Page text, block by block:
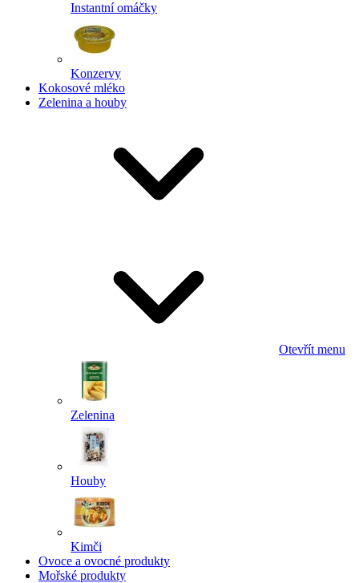
Instantní omáčky
Konzervy
Kokosové mléko
Zelenina a houby
Otevřít menu
Zelenina
Houby
Kimči
Ovoce a ovocné produkty
Mořské produkty